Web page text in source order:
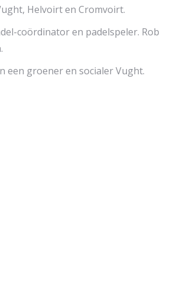
Helvoirt en Cromvoirt.
coördinator en padelspeler. Rob
een groener en socialer Vught.